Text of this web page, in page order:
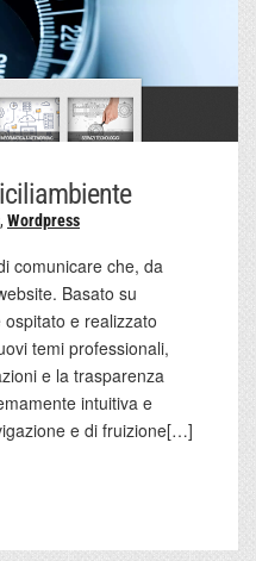
, Wordpress
comunicare che, da
Basato su
e realizzato
temi professionali,
e la trasparenza
intuitiva e
e di fruizione[…]